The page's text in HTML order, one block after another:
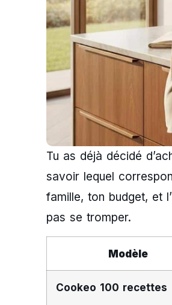
Tu as déjà décidé
savoir lequel
famille, ton budget, et
pas se tromper.
Modèle
Cookeo 100 recettes